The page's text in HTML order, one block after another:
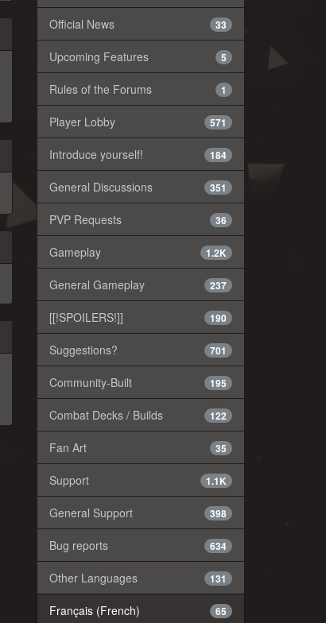
33
Official News
5
Upcoming Features
1
Rules of the Forums
571
Player Lobby
184
Introduce yourself!
351
General Discussions
36
PVP Requests
1.2K
Gameplay
237
General Gameplay
190
[[!SPOILERS!]]
701
Suggestions?
195
Community-Built
122
Combat Decks / Builds
35
Fan Art
1.1K
Support
398
General Support
634
Bug reports
131
Other Languages
65
Français (French)